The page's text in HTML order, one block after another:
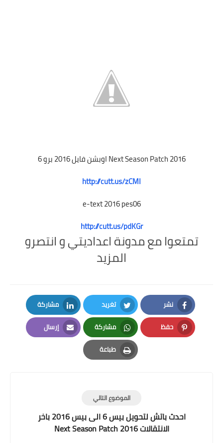
Next Season Patch 2016 اوبشن فايل 2016 برو 6
e-text 2016 pes06
http://cutt.us/pdKGr
تمتعوا مع مدونة اعداديتي و انتصرو
المزيد
نشر
Facebook
تغريد
Twitter
مشاركة
LinkedIn
حفظ
Pinterest
مشاركة
Whatsapp
إرسال
Email
طباعة
Print
الموضوع التالي
احدث باتش لتحويل بيس 6 الى بيس 2016 باخر
الانتقالات Next Season Patch 2016